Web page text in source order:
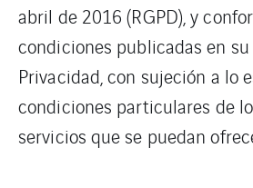
abril de 2016 (RGPD), y
condiciones publicadas en
Privacidad, con sujeción a lo
condiciones particulares de
servicios que se puedan